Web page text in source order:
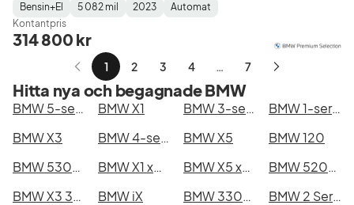
Fuel
Type:
Bensin+El
Mätarställning:
5 082 mil
Model
Year:
2023
Gearbox
Type:
Automat
Kontantpris
314 800 kr
1 2 3 4 … 7
Nästa
Hitta nya och begagnade BMW
BMW 5-serie BMW X1 BMW 3-serie
BMW 1-serie
BMW X3
BMW 4-serie BMW X5
BMW 120
BMW 530e xDrive Touring
BMW X1 xDrive25e BMW X5 xDrive50e
BMW 520d xDrive Touring
BMW X3 30e xDrive
BMW iX BMW 330e xDrive Touring
BMW 2 Series Active/Gran Tourer/Gran Coupé